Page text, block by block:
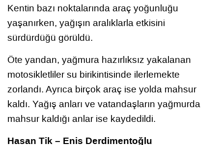
Kentin bazı noktalarında araç yoğunluğu
yaşanırken, yağışın aralıklarla etkisini
sürdürdüğü görüldü.
Öte yandan, yağmura hazırlıksız yakalanan
motosikletliler su birikintisinde ilerlemekte
zorlandı. Ayrıca birçok araç ise yolda mahsur
kaldı. Yağış anları ve vatandaşların yağmurda
mahsur kaldığı anlar ise kaydedildi.
Hasan Tik – Enis Derdimentoğlu